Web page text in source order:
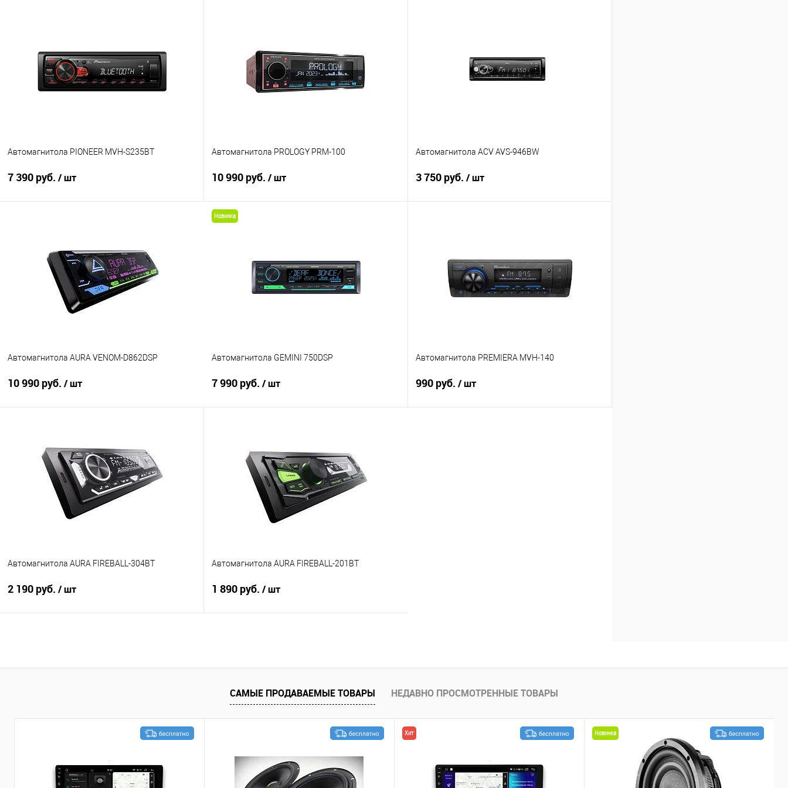
Автомагнитола PIONEER MVH-S235BT
7 390 руб. / шт
Сравнение В избранное
Автомагнитола PROLOGY PRM-100
10 990 руб. / шт
Автомагнитола ACV AVS-946BW
3 750 руб. / шт
Сравнение В избранное
Автомагнитола AURA VENOM-D862DSP
10 990 руб. / шт
Сравнение В избранное
Новинка
Автомагнитола GEMINI 750DSP
7 990 руб. / шт
Сравнение В избранное
Автомагнитола PREMIERA MVH-140
990 руб. / шт
Автомагнитола AURA FIREBALL-304BT
2 190 руб. / шт
Сравнение В избранное
Автомагнитола AURA FIREBALL-201BT
1 890 руб. / шт
Сравнение В избранное
САМЫЕ ПРОДАВАЕМЫЕ ТОВАРЫ НЕДАВНО ПРОСМОТРЕННЫЕ ТОВАРЫ
Хит Новинка